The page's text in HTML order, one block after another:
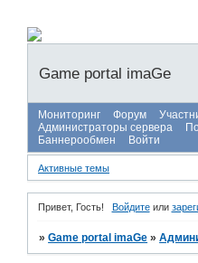
Game portal imaGe
Мониторинг Форум
Администраторы сервера
Баннерообмен
Войти
Активные темы
Привет, Гость! Войдитеили
»Game portal imaGe »